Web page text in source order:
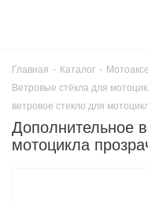
Главная - Каталог -
Ветровые стёкла для
ветровое стекло для
Дополнительное
мотоцикла